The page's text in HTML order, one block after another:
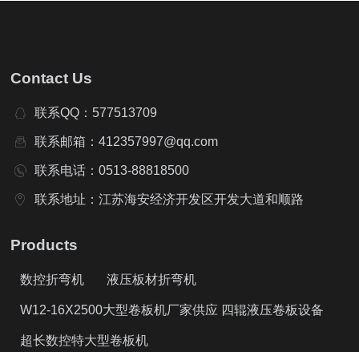
Contact Us
联系QQ：577513709
联系邮箱：412357997@qq.com
联系电话：0513-88818500
联系地址：江苏海安经济开发区开发大道和顺路
Products
数控折弯机 液压板材折弯机
W12-16X2500大型卷板机厂家供应 四辊液压卷板设备
超长数控特大型卷板机